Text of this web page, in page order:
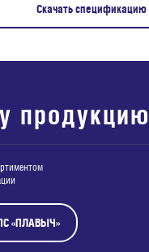
Скачать спецификацию
продукцию
«ПЛАВЫЧ»